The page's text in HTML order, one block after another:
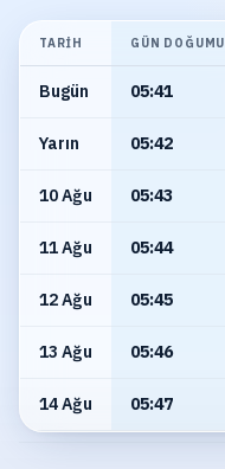
TARIH GÜN DOĞUMU
Bugün 05:41
Yarın 05:42
10 Ağu 05:43
11 Ağu 05:44
12 Ağu 05:45
13 Ağu 05:46
14 Ağu 05:47